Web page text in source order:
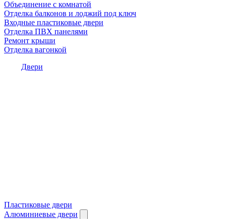
Объединение с комнатой
Отделка балконов и лоджий под ключ
Входные пластиковые двери
Отделка ПВХ панелями
Ремонт крыши
Отделка вагонкой
Двери
Пластиковые двери
Алюминиевые двери